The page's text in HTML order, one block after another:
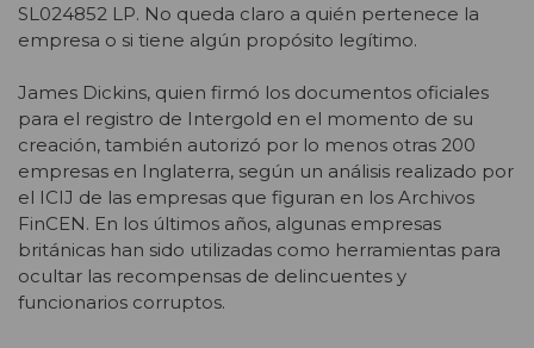
SL024852 LP. No queda claro a quién pertenece la
empresa o si tiene algún propósito legítimo.
James Dickins, quien firmó los documentos oficiales
para el registro de Intergold en el momento de su
creación, también autorizó por lo menos otras 200
empresas en Inglaterra, según un análisis realizado por
el ICIJ de las empresas que figuran en los Archivos
FinCEN. En los últimos años, algunas empresas
británicas han sido utilizadas como herramientas para
ocultar las recompensas de delincuentes y
funcionarios corruptos.